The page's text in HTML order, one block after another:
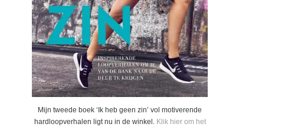
Mijn tweede boek ‘Ik heb geen zin’ vol motiverende
hardloopverhalen ligt nu in de winkel. Klik hier om het